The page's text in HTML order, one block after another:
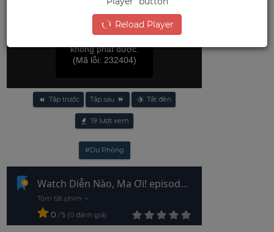
File video này
không phát được.
(Mã lỗi: 232404)
Tập trước Tập sau Tắt đèn
19 lượt xem
#Dự Phòng
Watch Diễn Nào, Ma Ơi! episode
1 Vietsub - HD
0 / 5 0 đánh giá
Reload Player